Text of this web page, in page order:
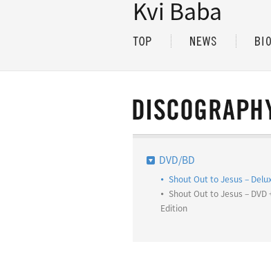
Kvi Baba
DVD/BD
Shout Out to Jesus –
Shout Out to Jesus – DVD
Edition